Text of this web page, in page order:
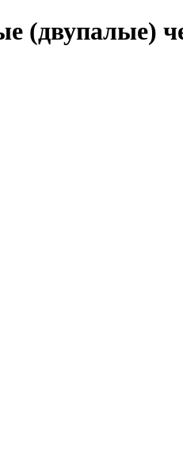
(двупалые)